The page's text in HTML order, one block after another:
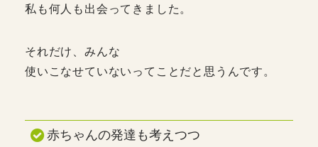
私も何人も出会ってきました。
それだけ、みんな
使いこなせていないってことだと思うんです。
赤ちゃんの発達も考えつつ